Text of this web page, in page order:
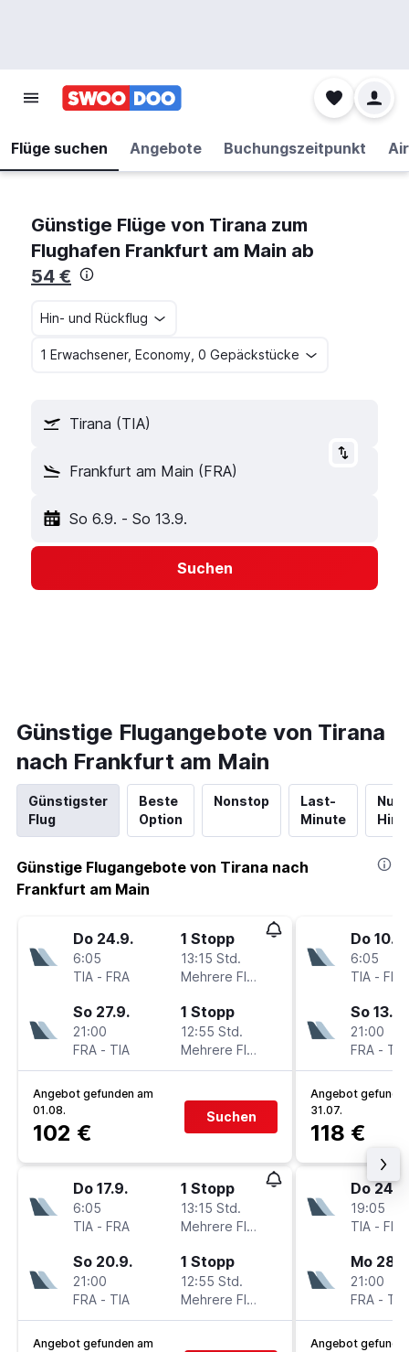
Flüge suchen Angebote Buchungszeitpunkt
Günstige Flüge von Tirana zum
Flughafen Frankfurt am Main ab
54 €
Hin- und Rückflug
1 Erwachsener, Economy, 0 Gepäckstücke
Tirana (TIA)
Frankfurt am Main (FRA)
So 6.9. - So 13.9.
Suchen
Günstige Flugangebote von Tirana
nach Frankfurt am Main
Günstigster
Flug
Beste
Option
Nonstop
Last-
Minute
Nur
Günstige Flugangebote von Tirana nach
Frankfurt am Main
Do 24.9.
6:05
TIA - FRA
1 Stopp
13:15 Std.
Mehrere Fluglinien
So 27.9.
21:00
FRA - TIA
1 Stopp
12:55 Std.
Mehrere Fluglinien
Angebot gefunden am
01.08.
102 €
Suchen
Do 17.9.
6:05
TIA - FRA
1 Stopp
13:15 Std.
Mehrere Fluglinien
So 20.9.
21:00
FRA - TIA
1 Stopp
12:55 Std.
Mehrere Fluglinien
Angebot gefunden am
Do 10.9.
6:05
TIA - FRA
So 13.9.
21:00
FRA - TIA
Angebot
31.07.
118 €
Do
19:05
TIA - FRA
Mo
21:00
FRA - TIA
Angebot